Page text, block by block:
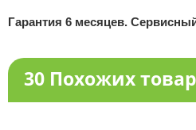
Гарантия 6 месяцев.
30 Похожих